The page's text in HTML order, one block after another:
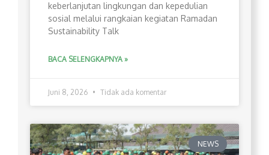
keberlanjutan lingkungan dan kepedulian
sosial melalui rangkaian kegiatan Ramadan
Sustainability Talk
BACA SELENGKAPNYA »
Juni 8, 2026 Tidak ada komentar
NEWS